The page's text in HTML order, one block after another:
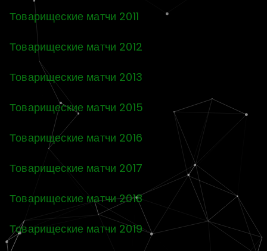
Товарищеские матчи 2011
Товарищеские матчи 2012
Товарищеские матчи 2013
Товарищеские матчи 2015
Товарищеские матчи 2016
Товарищеские матчи 2017
Товарищеские матчи 2018
Товарищеские матчи 2019